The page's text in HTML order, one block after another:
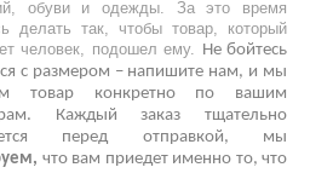
обуви и одежды. За это время
делать так, чтобы товар, который
человек, подошел ему. Не бойтесь
с размером – напишите нам, и мы
товар конкретно по вашим
Каждый заказ тщательно
перед отправкой, мы
что вам приедет именно то, что